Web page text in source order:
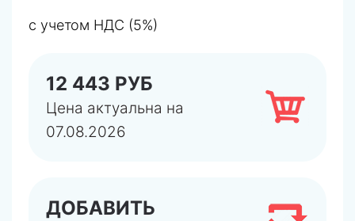
с учетом НДС (5%)
12 443 РУБ
Цена актуальна на
07.08.2026
ДОБАВИТЬ